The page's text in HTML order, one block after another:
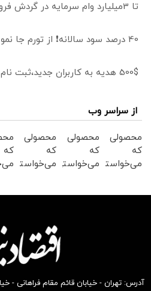
تا 3میلیارد وام سرمایه در گردش فروشندگان
40 درصد سود سالانه❗ از تورم جا نمونی😲
500$ هدیه به کاربران جدید،ثبت نام کن
از سراسر وب
محصولی
که
می‌خواستی
محصولی
که
می‌خواستی
محصولی
که
می‌خواستی
بخر !
که
بخر !
آدرس: تهران - خیابان قائم مقام فراهانی